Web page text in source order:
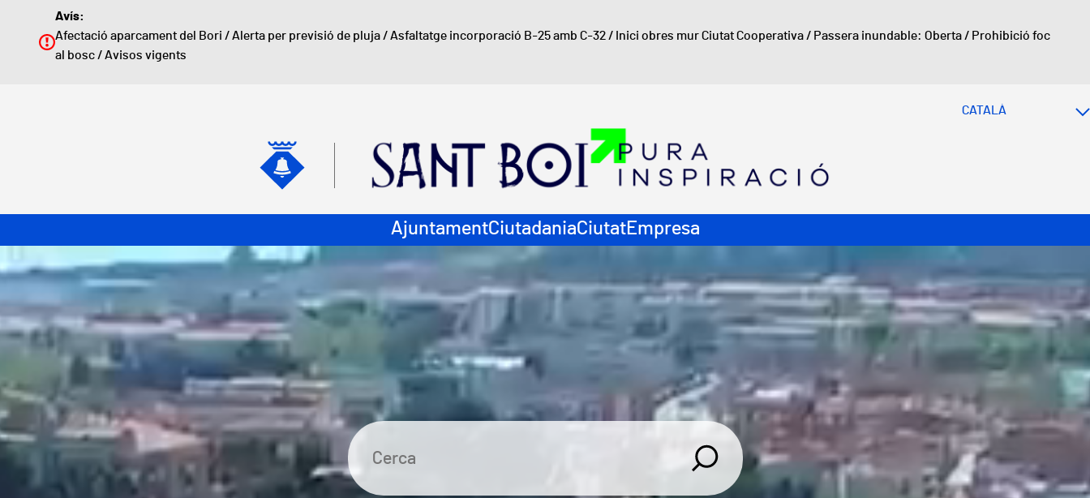
Vés al contingut
Avís:
Afectació aparcament del Bori /Alerta per previsió de pluja /Asfaltatge incorporació B-25 amb C-32 / Inici obres mur Ciutat Cooperativa / Passera inundable: Oberta / Prohibició foc
al bosc /Avisos vigents
Navegació principal
AjuntamentCiutadaniaCiutatEmpresa